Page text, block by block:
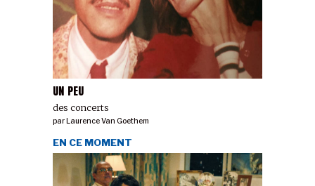
UN PEU
des concerts
par Laurence Van Goethem
EN CE MOMENT